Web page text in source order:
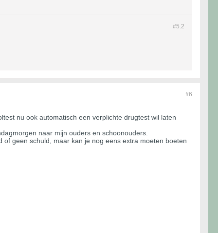
#5.2
#6
nu ook automatisch een verplichte drugtest wil laten
naar mijn ouders en schoonouders.
geen schuld, maar kan je nog eens extra moeten boeten